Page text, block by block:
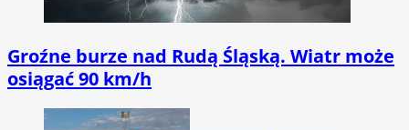
Groźne burze nad Rudą Śląską. Wiatr może
osiągać 90 km/h